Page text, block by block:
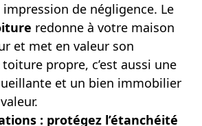
de négligence. Le
redonne à votre maison
et met en valeur son
propre, c’est aussi une
et un bien immobilier
: protégez l’étanchéité